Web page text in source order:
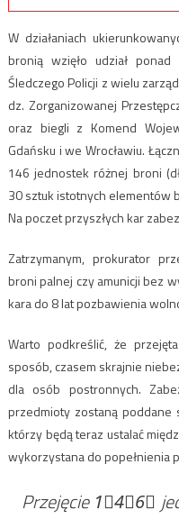
W działaniach
bronią wzięło udział
Śledczego Policji z wielu
dz. Zorganizowanej
oraz biegli z Komend
Gdańsku i we Wrocławiu.
146 jednostek różnej broni
30 sztuk istotnych elementów
Na poczet przyszłych kar
Zatrzymanym, prokurator
broni palnej czy amunicji bez
kara do 8 lat pozbawienia
Warto podkreślić, że
sposób, czasem skrajnie
dla osób postronnych.
przedmioty zostaną poddane
którzy będą teraz ustalać
wykorzystana do popełnienia
Przejęcie 1⃣4⃣6⃣